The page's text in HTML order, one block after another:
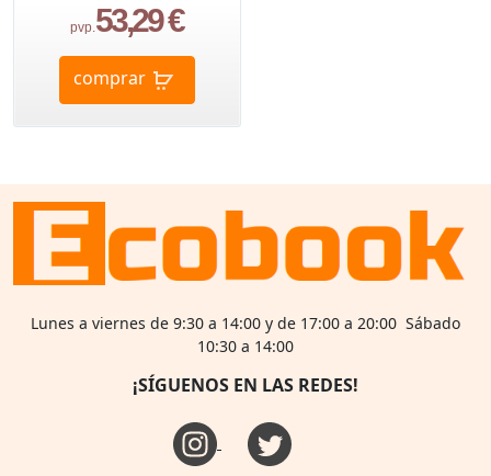
pvp. 53,29 €
comprar
Lunes a viernes de 9:30 a 14:00 y de 17:00 a 20:00 Sábado
10:30 a 14:00
¡SÍGUENOS EN LAS REDES!